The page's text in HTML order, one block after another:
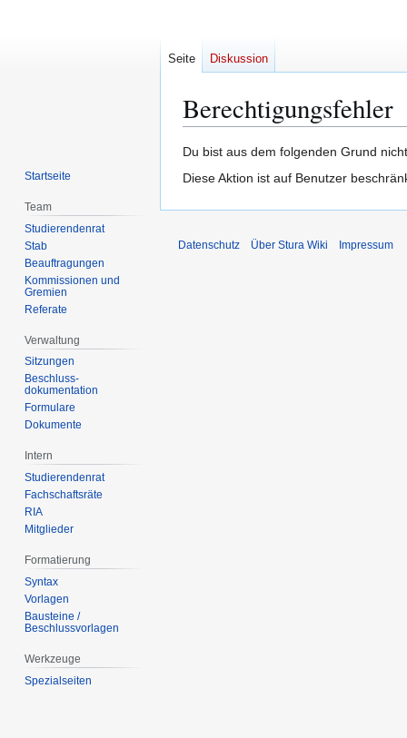
Berechtigungsfehler
Zur
Navigation
Zur
Suche
Du bist aus dem folgenden Grund
Diese Aktion ist auf Benutzer
Seite Diskussion
Startseite
Team
Studierendenrat
Stab
Beauftragungen
Kommissionen und
Gremien
Referate
Verwaltung
Sitzungen
Beschluss-
dokumentation
Formulare
Dokumente
Intern
Studierendenrat
Fachschaftsräte
RIA
Mitglieder
Formatierung
Syntax
Vorlagen
Bausteine /
Beschlussvorlagen
Werkzeuge
Spezialseiten
Datenschutz Über Stura Wiki Impressum